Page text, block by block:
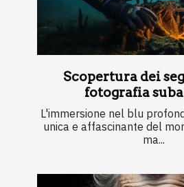
Scopertura dei
fotografia
L'immersione nel blu
unica e affascinante del
ma...